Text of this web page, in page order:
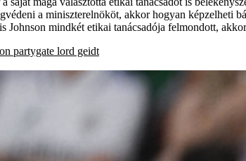
a miniszterelnököt, akkor hogyan képzelheti
Johnson mindkét etikai tanácsadója felmondott,
partygate lord geidt